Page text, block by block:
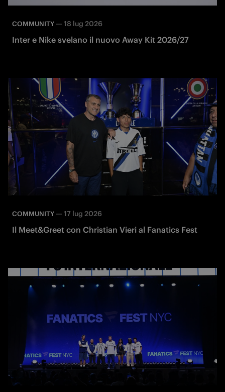
COMMUNITY — 18 lug 2026
Inter e Nike svelano il nuovo Away Kit 2026/27
COMMUNITY — 17 lug 2026
Il Meet&Greet con Christian Vieri al Fanatics Fest